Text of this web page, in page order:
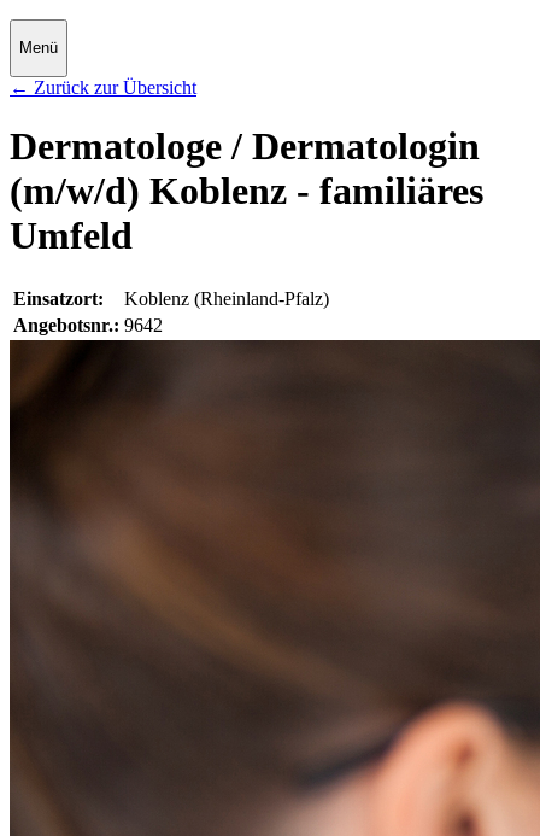
Menü
← Zurück zur Übersicht
Dermatologe / Dermatologin
(m/w/d) Koblenz - familiäres
Umfeld
Einsatzort:
Koblenz (Rheinland-Pfalz)
Angebotsnr.: 9642